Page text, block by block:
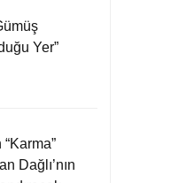
Yer”
Dağlı’nın